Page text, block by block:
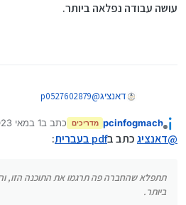
עושה עבודה נפלאה ביותר.
דאנציג@
p0527602879
ואם לא אז תורידמכאןאת @
pcinfogmachתתפלא
הזו, והיא עושה עבודה נפלאה
מנותק
pcinfogmach מדריכים כתב ב1 במאי 2023, 20:00
נערך לאחרונה
@דאנציגכתב בpdf בעברית :
תתפלא שהחברה פה תרגמו את התוכנה הזו,
ביותר.